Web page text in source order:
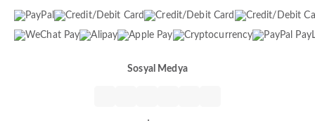
Sosyal Medya